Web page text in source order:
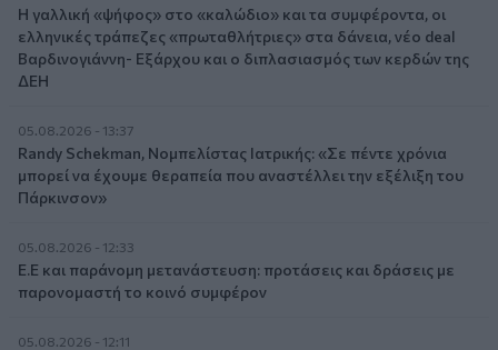
Η γαλλική «ψήφος» στο «καλώδιο» και τα συμφέροντα, οι
ελληνικές τράπεζες «πρωταθλήτριες» στα δάνεια, νέο deal
Βαρδινογιάννη- Εξάρχου και ο διπλασιασμός των κερδών της
ΔΕΗ
05.08.2026 - 13:37
Randy Schekman, Νομπελίστας Ιατρικής: «Σε πέντε χρόνια
μπορεί να έχουμε θεραπεία που αναστέλλει την εξέλιξη του
Πάρκινσον»
05.08.2026 - 12:33
Ε.Ε και παράνομη μετανάστευση: προτάσεις και δράσεις με
παρονομαστή το κοινό συμφέρον
05.08.2026 - 12:11